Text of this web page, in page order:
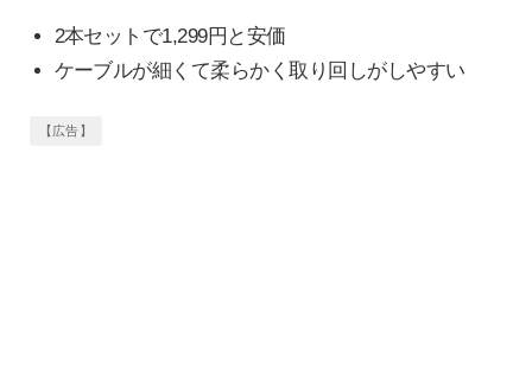
2本セットで1,299円と安価
ケーブルが細くて柔らかく取り回しがしやすい
【広告】